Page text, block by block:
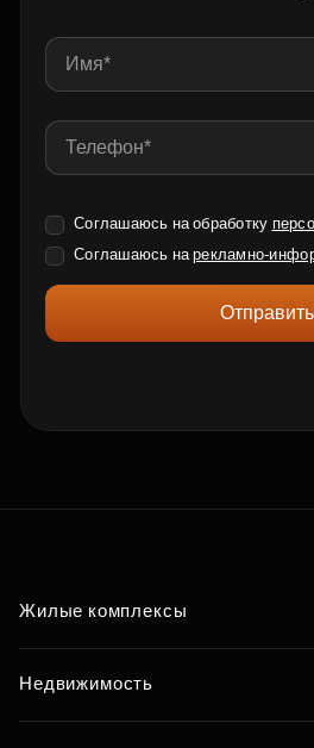
Соглашаюсь на обработку
Соглашаюсь нарекламно-
Отправить
Жилые комплексы
Недвижимость